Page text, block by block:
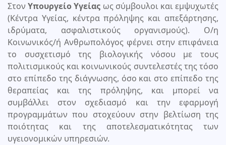
ΣτονΥπουργείο Υγείας ως σύμβουλοι και εμψυχωτές
(Κέντρα Υγείας, κέντρα πρόληψης και απεξάρτησης,
ιδρύματα, ασφαλιστικούς οργανισμούς). Ο/η
Κοινωνικός/ή Ανθρωπολόγος φέρνει στην επιφάνεια
το συσχετισμό της βιολογικής νόσου με τους
πολιτισμικούς και κοινωνικούς συντελεστές της τόσο
στο επίπεδο της διάγνωσης, όσο και στο επίπεδο της
θεραπείας και της πρόληψης, και μπορεί να
συμβάλλει στον σχεδιασμό και την εφαρμογή
προγραμμάτων που στοχεύουν στην βελτίωση της
ποιότητας και της αποτελεσματικότητας των
υγειονομικών υπηρεσιών.